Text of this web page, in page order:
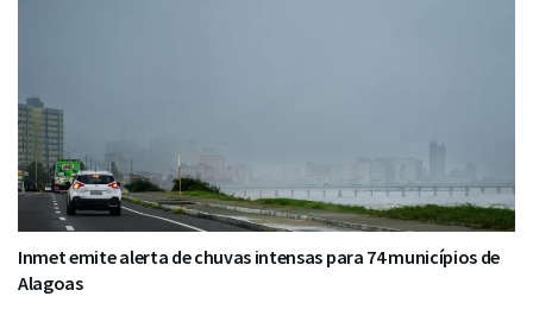
Inmet emite alerta de chuvas intensas para 74 municípios de
Alagoas